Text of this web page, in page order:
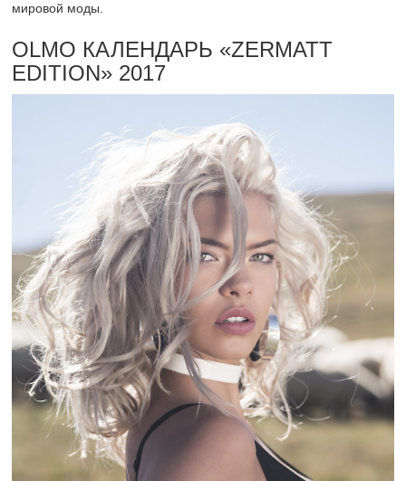
мировой моды.
OLMO КАЛЕНДАРЬ «ZERMATT
EDITION» 2017